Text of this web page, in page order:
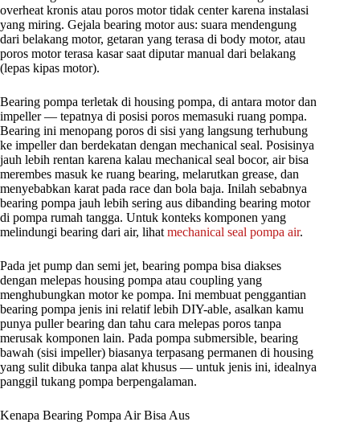
overheat kronis atau poros motor tidak center karena instalasi
yang miring. Gejala bearing motor aus: suara mendengung
dari belakang motor, getaran yang terasa di body motor, atau
poros motor terasa kasar saat diputar manual dari belakang
(lepas kipas motor).
Bearing pompa terletak di housing pompa, di antara motor dan
impeller — tepatnya di posisi poros memasuki ruang pompa.
Bearing ini menopang poros di sisi yang langsung terhubung
ke impeller dan berdekatan dengan mechanical seal. Posisinya
jauh lebih rentan karena kalau mechanical seal bocor, air bisa
merembes masuk ke ruang bearing, melarutkan grease, dan
menyebabkan karat pada race dan bola baja. Inilah sebabnya
bearing pompa jauh lebih sering aus dibanding bearing motor
di pompa rumah tangga. Untuk konteks komponen yang
melindungi bearing dari air, lihat mechanical seal pompa air.
Pada jet pump dan semi jet, bearing pompa bisa diakses
dengan melepas housing pompa atau coupling yang
menghubungkan motor ke pompa. Ini membuat penggantian
bearing pompa jenis ini relatif lebih DIY-able, asalkan kamu
punya puller bearing dan tahu cara melepas poros tanpa
merusak komponen lain. Pada pompa submersible, bearing
bawah (sisi impeller) biasanya terpasang permanen di housing
yang sulit dibuka tanpa alat khusus — untuk jenis ini, idealnya
panggil tukang pompa berpengalaman.
Kenapa Bearing Pompa Air Bisa Aus